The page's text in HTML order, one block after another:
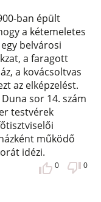
ban épült
a kétemeletes
belvárosi
a faragott
a kovácsoltvas
az elképzelést.
sor 14. szám
testvérek
működő
idézi.
0 0